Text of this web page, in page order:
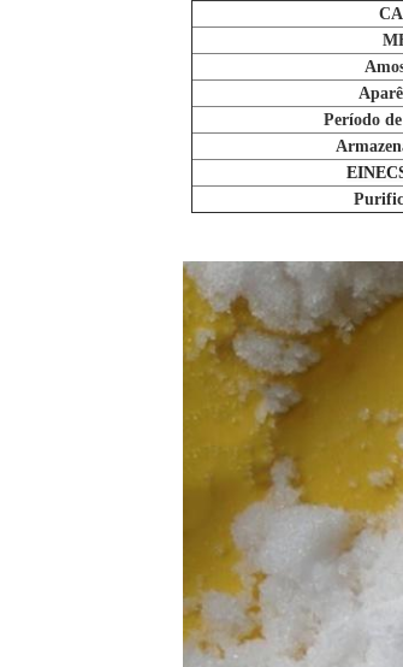
Período